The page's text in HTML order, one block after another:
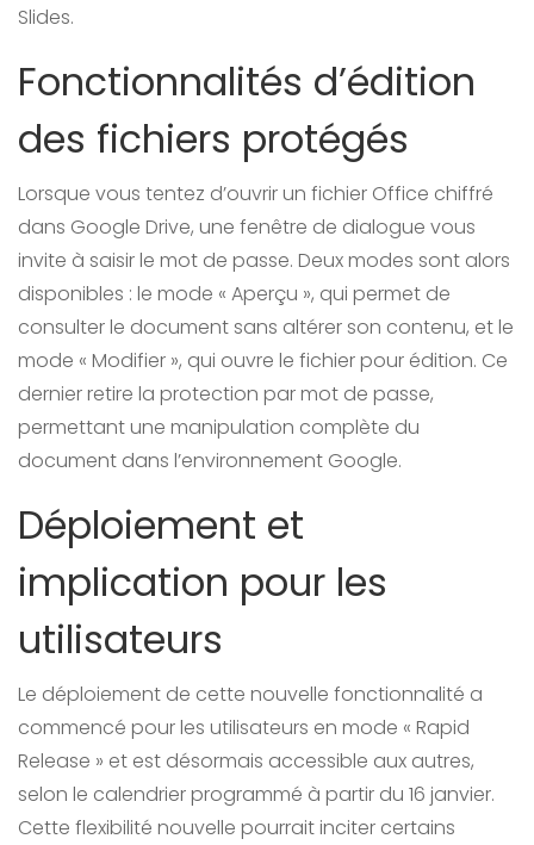
Slides.
Fonctionnalités d’édition
des fichiers protégés
Lorsque vous tentez d’ouvrir un fichier Office chiffré
dans Google Drive, une fenêtre de dialogue vous
invite à saisir le mot de passe. Deux modes sont alors
disponibles : le mode « Aperçu », qui permet de
consulter le document sans altérer son contenu, et le
mode « Modifier », qui ouvre le fichier pour édition. Ce
dernier retire la protection par mot de passe,
permettant une manipulation complète du
document dans l’environnement Google.
Déploiement et
implication pour les
utilisateurs
Le déploiement de cette nouvelle fonctionnalité a
commencé pour les utilisateurs en mode « Rapid
Release » et est désormais accessible aux autres,
selon le calendrier programmé à partir du 16 janvier.
Cette flexibilité nouvelle pourrait inciter certains